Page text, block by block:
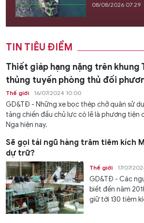
08/08/2026 07:29
TIN TIÊU ĐIỂM
Thiết giáp hạng nặng trên khung
thủng tuyến phòng thủ đối
Thế giới 16/07/2024 10:00
GD&TĐ - Những xe bọc thép chở quân sử
tăng chiến đấu chủ lực có lẽ là phương tiện
Nga hiện nay.
Sẽ gọi tái ngũ hàng trăm tiêm kích
dự trữ?
Thế giới 17/07/
GD&TĐ - Các
biết đến năm
giữ tới 130 tiêm